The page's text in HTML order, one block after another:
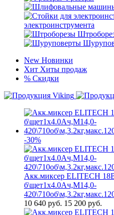
электроинструмента
New Новинки
Хит Хиты продаж
% Скидки
-30%
Акк.миксер ELITECH
б\щет1х4.0Ач,М14,0-
10 640 руб. 15 200 руб.